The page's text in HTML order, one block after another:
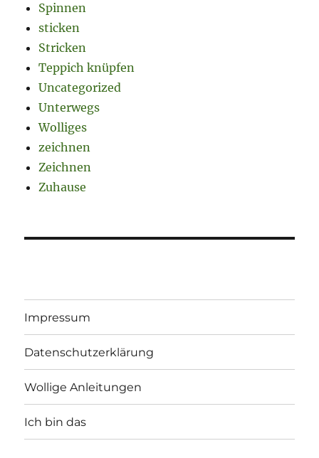
Spinnen
sticken
Stricken
Teppich knüpfen
Uncategorized
Unterwegs
Wolliges
zeichnen
Zeichnen
Zuhause
Impressum
Datenschutzerklärung
Wollige Anleitungen
Ich bin das